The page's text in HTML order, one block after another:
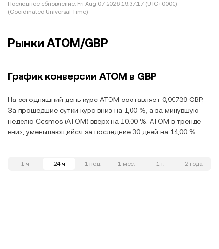
Последнее обновление: Fri Aug 07 2026 19:37:17 (UTC+0000)
(Coordinated Universal Time)
Рынки ATOM/GBP
График конверсии ATOM в GBP
На сегоднящний день курс ATOM составляет 0,99739 GBP.
За прошедшие сутки курс вниз на 1,00 %, а за минувшую
неделю Cosmos (ATOM) вверх на 10,00 %. ATOM в тренде
вниз, уменьшающийся за последние 30 дней на 14,00 %.
1 ч 24 ч 1 нед. 1 мес. 1 г. 2 года